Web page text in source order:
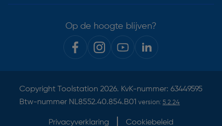
Op de hoogte blijven?
Copyright Toolstation 2026. KvK-nummer: 63449595
Btw-nummer NL8552.40.854.B01 version: 5.2.24
Privacyverklaring Cookiebeleid